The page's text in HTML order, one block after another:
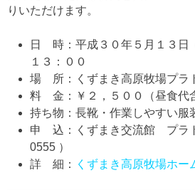
りいただけます。
日 時：平成３０年５月１３日
１３：００
場 所：くずまき高原牧場プラ
料 金：￥２，５００（昼食代
持ち物：長靴・作業しやすい服
申 込：くずまき交流館 プラ
0555 ）
詳 細：
くずまき高原牧場ホー